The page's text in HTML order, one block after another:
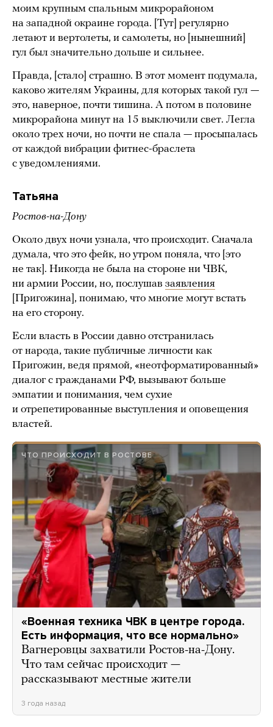
моим крупным спальным микрорайоном
на западной окраине города. [Тут] регулярно
летают и вертолеты, и самолеты, но [нынешний]
гул был значительно дольше и сильнее.
Правда, [стало] страшно. В этот момент подумала,
каково жителям Украины, для которых такой гул —
это, наверное, почти тишина. А потом в половине
микрорайона минут на 15 выключили свет. Легла
около трех ночи, но почти не спала — просыпалась
от каждой вибрации фитнес-браслета
с уведомлениями.
Татьяна
Ростов-на-Дону
Около двух ночи узнала, что происходит. Сначала
думала, что это фейк, но утром поняла, что [это
не так]. Никогда не была на стороне ни ЧВК,
ни армии России, но, послушав заявления
[Пригожина], понимаю, что многие могут встать
на его сторону.
Если власть в России давно отстранилась
от народа, такие публичные личности как
Пригожин, ведя прямой, «неотформатированный»
диалог с гражданами РФ, вызывают больше
эмпатии и понимания, чем сухие
и отрепетированные выступления и оповещения
властей.
ЧТО ПРОИСХОДИТ В РОСТОВЕ
«Военная техника ЧВК в центре города.
Есть информация, что все нормально»
Вагнеровцы захватили Ростов-на-Дону.
Что там сейчас происходит —
рассказывают местные жители
3 года назад